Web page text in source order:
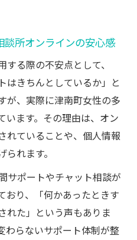
所オンラインの安心感
る際の不安点として、
はきちんとしているか」と
が、実際に津南町女性の多
います。その理由は、オン
れていることや、個人情報
れます。
サポートやチャット相談が
おり、「何かあったときす
れた」という声もありま
わらないサポート体制が整